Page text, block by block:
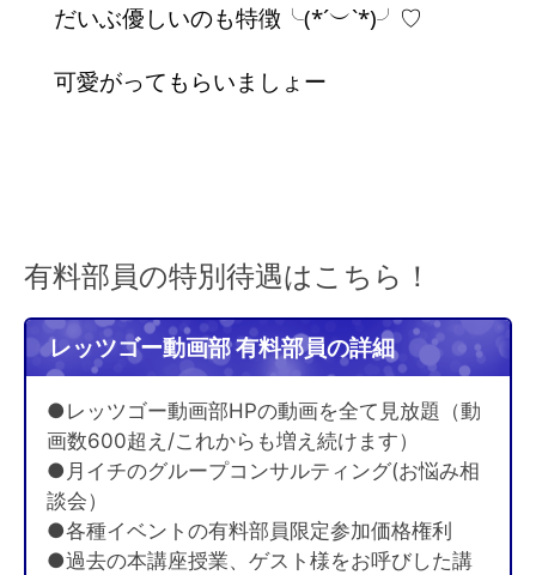
だいぶ優しいのも特徴╰(*´︶`*)╯♡
可愛がってもらいましょー
有料部員の特別待遇はこちら！
レッツゴー動画部 有料部員の詳細
●レッツゴー動画部HPの動画を全て見放題（動
画数600超え/これからも増え続けます）
●月イチのグループコンサルティング(お悩み相
談会）
●各種イベントの有料部員限定参加価格権利
●過去の本講座授業、ゲスト様をお呼びした講